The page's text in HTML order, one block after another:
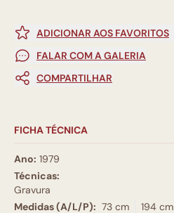
ADICIONAR AOS FAVORITOS
FALAR COM A GALERIA
COMPARTILHAR
FICHA TÉCNICA
Ano: 1979
Técnicas:
Gravura
Medidas (A/L/P): 73 cm 194 cm